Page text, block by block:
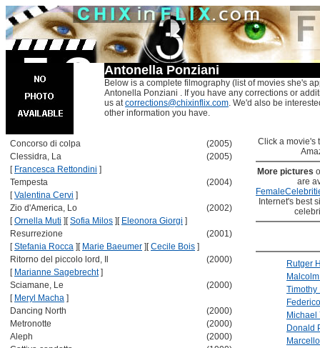
Antonella Ponziani
Below is a complete filmography (list of movies she's
Antonella Ponziani . If you have any corrections or
us atcorrections@chixinflix.com. We'd also be
other information you have.
Concorso di colpa
(2005)
Clessidra, La
(2005)
[ Francesca Rettondini ]
Tempesta
(2004)
[Valentina Cervi ]
Zio d'America, Lo
(2002)
[Ornella Muti ] [Sofia Milos ] [ Eleonora Giorgi ]
Resurrezione
(2001)
[Stefania Rocca ] [ Marie Baeumer ] [Cecile Bois ]
Ritorno del piccolo lord, Il
(2000)
[ Marianne Sagebrecht]
Sciamane, Le
(2000)
[ Meryl Macha ]
Dancing North
(2000)
Metronotte
(2000)
Aleph
(2000)
Click a movie's
More pictures
are
Internet's best
Rutger
Timothy
Michael
Donald